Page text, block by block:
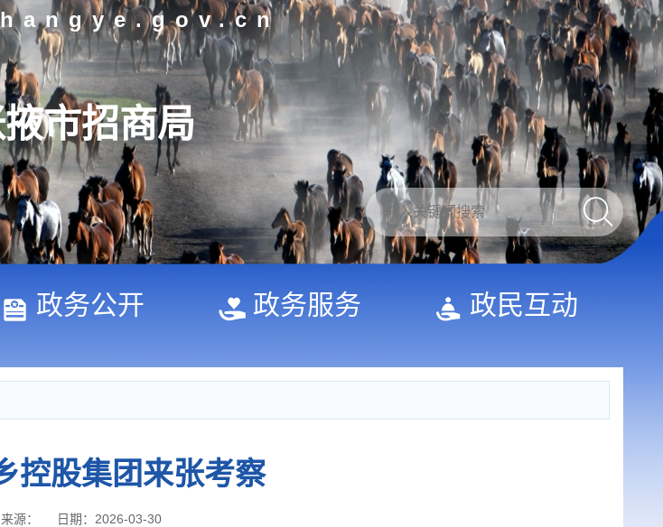
市招商局
政务公开 政务服务 政民互动
控股集团来张考察
来源： 日期：2026-03-30